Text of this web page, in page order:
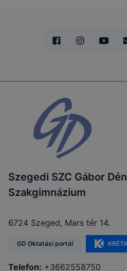
Szegedi SZC Gábor
Szakgimnázium
6724 Szeged, Mars tér 14.
GD Oktatási portál
Telefon: +3662558750